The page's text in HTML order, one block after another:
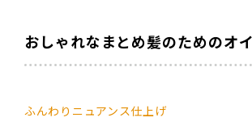
おしゃれなまとめ髪のためのオ
ふんわりニュアンス仕上げ